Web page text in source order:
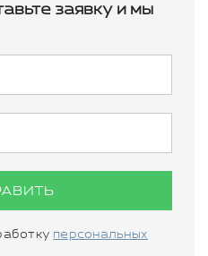
заявку и мы
персональных